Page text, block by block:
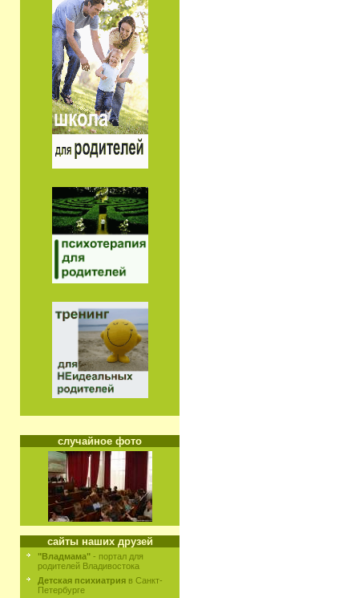
случайное фото
сайты наших друзей
"Владмама" - портал для
родителей Владивостока
Детская психиатрия в Санкт-
Петербурге